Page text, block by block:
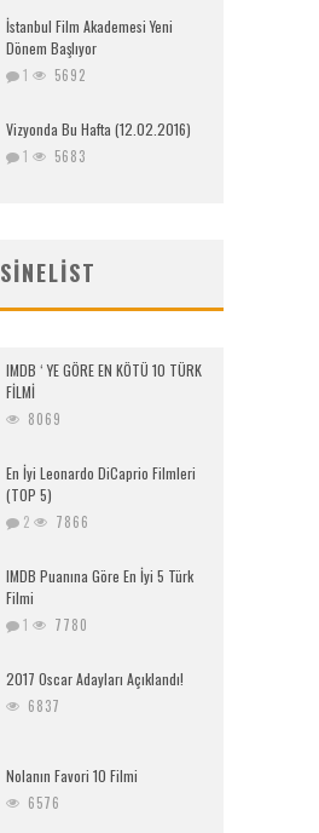
İstanbul Film Akademesi Yeni
Dönem Başlıyor
1 5692
Vizyonda Bu Hafta (12.02.2016)
1 5683
SINELIST
IMDB ‘ YE GÖRE EN KÖTÜ 10 TÜRK
FİLMİ
8069
En İyi Leonardo DiCaprio Filmleri
(TOP 5)
2 7866
IMDB Puanına Göre En İyi 5 Türk
Filmi
1 7780
2017 Oscar Adayları Açıklandı!
6837
Nolanın Favori 10 Filmi
6576